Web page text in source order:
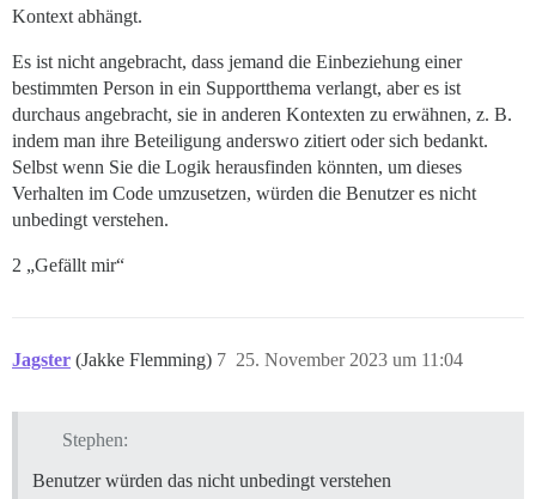
Kontext abhängt.
Es ist nicht angebracht, dass jemand die Einbeziehung einer
bestimmten Person in ein Supportthema verlangt, aber es ist
durchaus angebracht, sie in anderen Kontexten zu erwähnen, z. B.
indem man ihre Beteiligung anderswo zitiert oder sich bedankt.
Selbst wenn Sie die Logik herausfinden könnten, um dieses
Verhalten im Code umzusetzen, würden die Benutzer es nicht
unbedingt verstehen.
2 „Gefällt mir“
Jagster (Jakke Flemming) 25. November 2023 um 11:04
7
Stephen:
Benutzer würden das nicht unbedingt verstehen